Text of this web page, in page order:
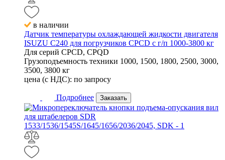
в наличии
Датчик температуры охлаждающей жидкости двигателя
ISUZU C240 для погрузчиков CPCD с г/п 1000-3800 кг
Для серий CPCD, CPQD
Грузоподъемность техники 1000, 1500, 1800, 2500, 3000,
3500, 3800 кг
цена (с НДС): по запросу
Подробнее Заказать